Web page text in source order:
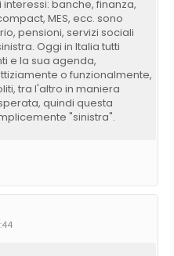
banche, finanza,
MES, ecc. sono
pensioni, servizi sociali
Oggi in Italia tutti
e la sua agenda,
o funzionalmente,
tra l'altro in maniera
quindi questa
"sinistra".